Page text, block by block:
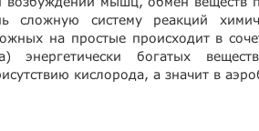
систему реакций
на простые происходит в
энергетически богатых
кислорода, а значит в